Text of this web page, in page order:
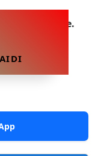
hii yote.